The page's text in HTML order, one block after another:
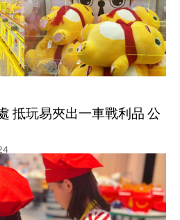
抵玩易夾出一車戰利品 公